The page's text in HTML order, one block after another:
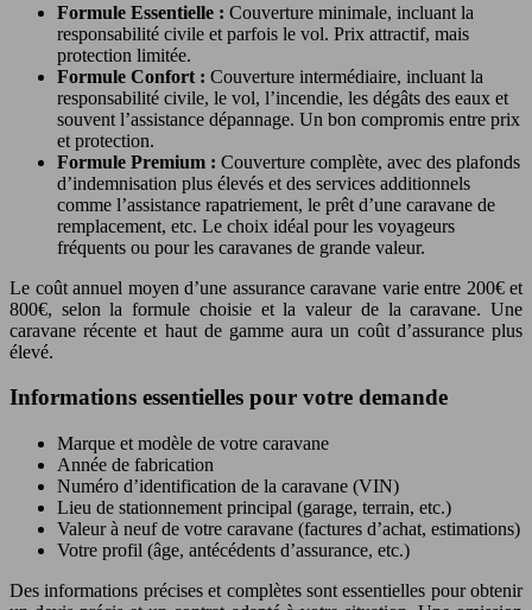
Formule Essentielle : Couverture minimale, incluant la
responsabilité civile et parfois le vol. Prix attractif, mais
protection limitée.
Formule Confort : Couverture intermédiaire, incluant la
responsabilité civile, le vol, l’incendie, les dégâts des eaux et
souvent l’assistance dépannage. Un bon compromis entre prix
et protection.
Formule Premium : Couverture complète, avec des plafonds
d’indemnisation plus élevés et des services additionnels
comme l’assistance rapatriement, le prêt d’une caravane de
remplacement, etc. Le choix idéal pour les voyageurs
fréquents ou pour les caravanes de grande valeur.
Le coût annuel moyen d’une assurance caravane varie entre 200€ et
800€, selon la formule choisie et la valeur de la caravane. Une
caravane récente et haut de gamme aura un coût d’assurance plus
élevé.
Informations essentielles pour votre demande
Marque et modèle de votre caravane
Année de fabrication
Numéro d’identification de la caravane (VIN)
Lieu de stationnement principal (garage, terrain, etc.)
Valeur à neuf de votre caravane (factures d’achat, estimations)
Votre profil (âge, antécédents d’assurance, etc.)
Des informations précises et complètes sont essentielles pour obtenir